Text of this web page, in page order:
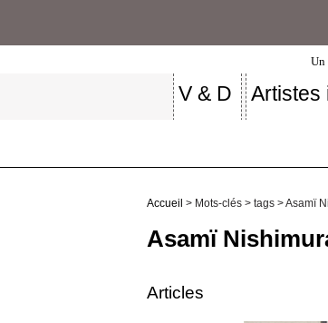
Un
V & D Artistes
Accueil > Mots-clés > tags > Asamï
Asamï
Articles